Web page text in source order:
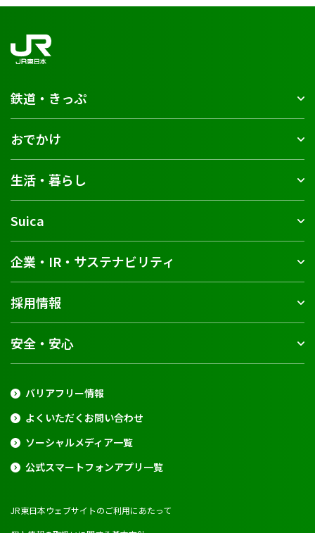
鉄道・きっぷ
おでかけ
生活・暮らし
Suica
企業・IR・サステナビリティ
採用情報
安全・安心
バリアフリー情報
よくいただくお問い合わせ
ソーシャルメディア一覧
公式スマートフォンアプリ一覧
JR東日本ウェブサイトのご利用にあたって